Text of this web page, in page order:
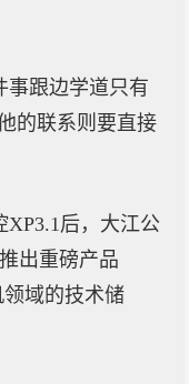
事跟边学道只有
的联系则要直接
XP3.1后，大江公
出重磅产品
领域的技术储